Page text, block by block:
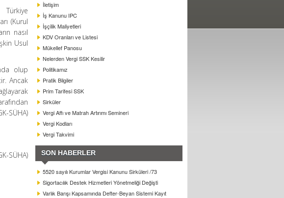
(Kurul
nasıl
Usul
olup
Ancak
SÜHA)
SÜHA)
İletişim
İş Kanunu IPC
İşçilik Maliyetleri
KDV Oranları ve Listesi
Mükellef Panosu
Nelerden Vergi SSK Kesilir
Politikamız
Pratik Bilgiler
Prim Tarifesi SSK
Sirküler
Vergi Affı ve Matrah Artırımı Semineri
Vergi Kodları
Vergi Takvimi
SON HABERLER
5520 sayılı Kurumlar Vergisi Kanunu Sirküleri /73
Sigortacılık Destek Hizmetleri Yönetmeliği Değişti
Varlık Barışı Kapsamında Defter-Beyan Sistemi Kayıt